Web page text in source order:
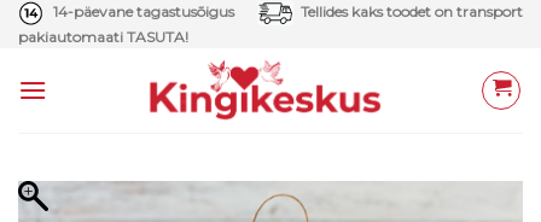
Skip
14-päevane tagastusõigus
Tellides kaks toodet on transport
pakiautomaati TASUTA!